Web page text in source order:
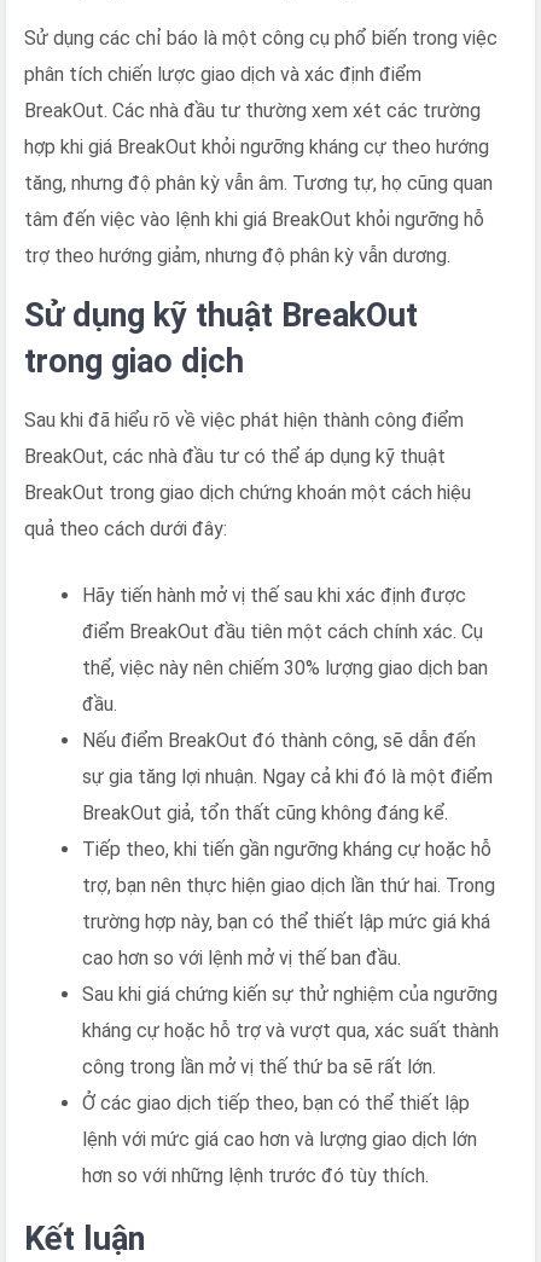
Sử dụng các chỉ báo là một công cụ phổ biến trong việc
phân tích chiến lược giao dịch và xác định điểm
BreakOut. Các nhà đầu tư thường xem xét các trường
hợp khi giá BreakOut khỏi ngưỡng kháng cự theo hướng
tăng, nhưng độ phân kỳ vẫn âm. Tương tự, họ cũng quan
tâm đến việc vào lệnh khi giá BreakOut khỏi ngưỡng hỗ
trợ theo hướng giảm, nhưng độ phân kỳ vẫn dương.
Sử dụng kỹ thuật BreakOut
trong giao dịch
Sau khi đã hiểu rõ về việc phát hiện thành công điểm
BreakOut, các nhà đầu tư có thể áp dụng kỹ thuật
BreakOut trong giao dịch chứng khoán một cách hiệu
quả theo cách dưới đây:
Hãy tiến hành mở vị thế sau khi xác định được
điểm BreakOut đầu tiên một cách chính xác. Cụ
thể, việc này nên chiếm 30% lượng giao dịch ban
đầu.
Nếu điểm BreakOut đó thành công, sẽ dẫn đến
sự gia tăng lợi nhuận. Ngay cả khi đó là một điểm
BreakOut giả, tổn thất cũng không đáng kể.
Tiếp theo, khi tiến gần ngưỡng kháng cự hoặc hỗ
trợ, bạn nên thực hiện giao dịch lần thứ hai. Trong
trường hợp này, bạn có thể thiết lập mức giá khá
cao hơn so với lệnh mở vị thế ban đầu.
Sau khi giá chứng kiến sự thử nghiệm của ngưỡng
kháng cự hoặc hỗ trợ và vượt qua, xác suất thành
công trong lần mở vị thế thứ ba sẽ rất lớn.
Ở các giao dịch tiếp theo, bạn có thể thiết lập
lệnh với mức giá cao hơn và lượng giao dịch lớn
hơn so với những lệnh trước đó tùy thích.
Kết luận